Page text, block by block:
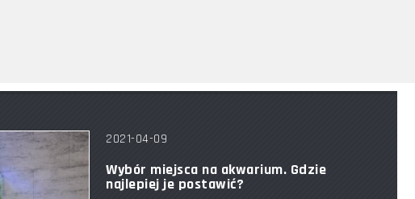
2021-04-09
Wybór miejsca na akwarium. Gdzie
najlepiej je postawić?